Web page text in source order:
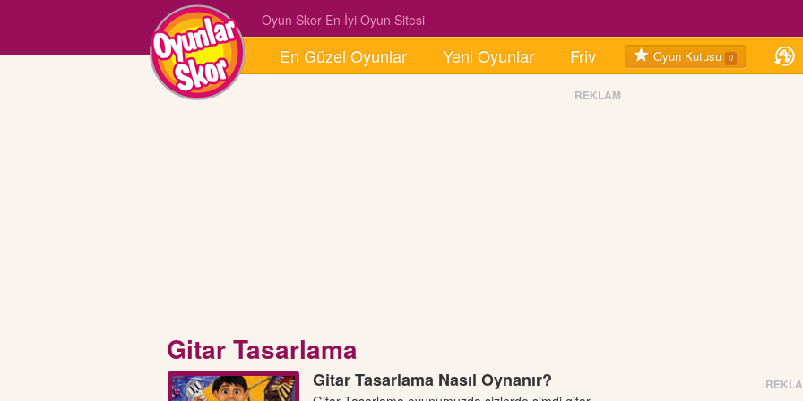
En Güzel Oyunlar Yeni Oyunlar Friv Oyun Kutusu 0
Oyun Skor En İyi Oyun Sitesi
REKLAM
Gitar Tasarlama
Gitar Tasarlama Nasıl Oynanır?